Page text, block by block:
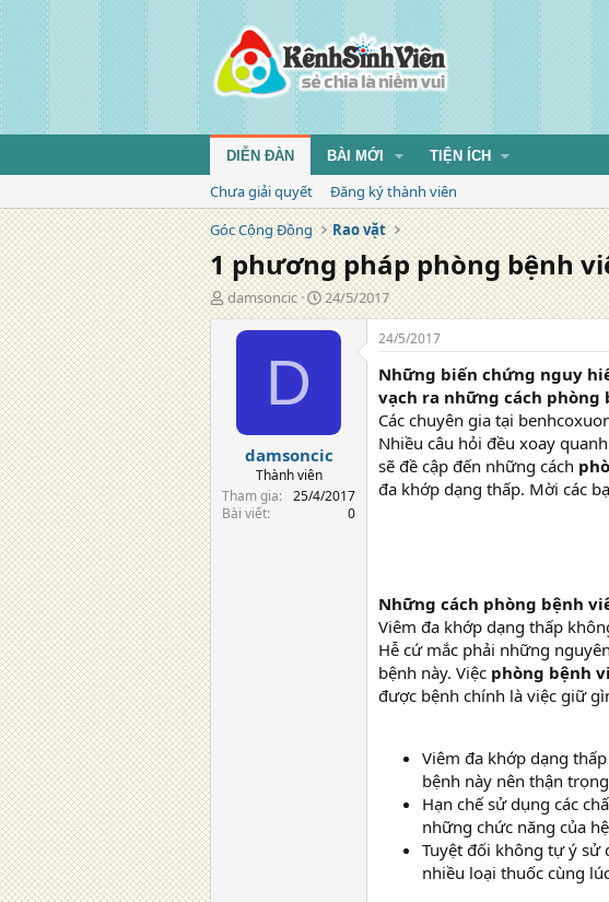
DIỄN ĐÀN BÀI MỚI TIỆN ÍCH
Chưa giải quyết
Đăng ký thành viên
Góc Cộng Đồng
Rao vặt
1 phương pháp phòng bệnh
T
á
damsoncic
N
g
à
g
24/5/2017
D
damsoncic
Thành viên
Tham gia
25/4/2017
Bài viết
0
24/5/2017
Những biến chứng nguy
vạch ra những cách
Các chuyên gia tại
Nhiều câu hỏi đều xoay
sẽ đề cập đến những cách
đa khớp dạng thấp. Mời các
Những cách phòng bệnh
Viêm đa khớp dạng thấp
Hễ cứ mắc phải những
bệnh này. Việc phòng bệnh
được bệnh chính là việc giữ
Viêm đa khớp dạng
bệnh này nên thận
Hạn chế sử dụng các
những chức năng của
Tuyệt đối không tự ý sử
nhiều loại thuốc cùng